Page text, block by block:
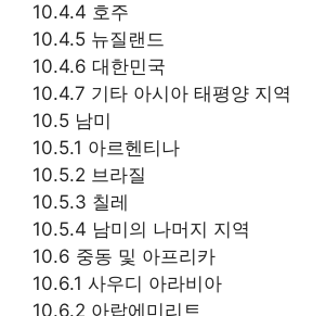
10.4.4 호주
10.4.5 뉴질랜드
10.4.6 대한민국
10.4.7 기타 아시아 태평양 지역
10.5 남미
10.5.1 아르헨티나
10.5.2 브라질
10.5.3 칠레
10.5.4 남미의 나머지 지역
10.6 중동 및 아프리카
10.6.1 사우디 아라비아
10.6.2 아랍에미리트